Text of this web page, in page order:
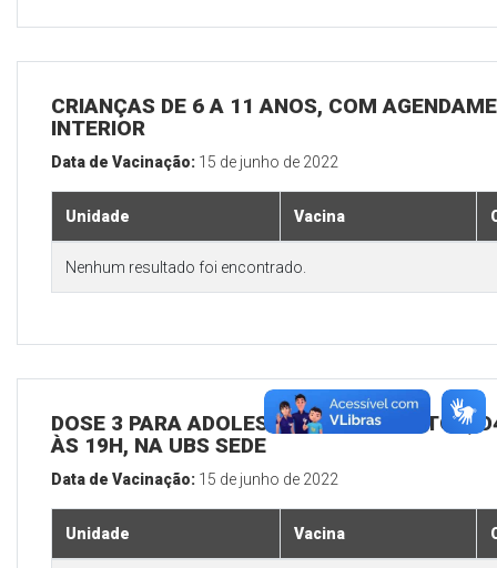
CRIANÇAS DE 6 A 11 ANOS, COM
INTERIOR
Data de Vacinação: 15 de junho de 2022
Unidade Vacina
Nenhum resultado foi encontrado.
DOSE 3 PARA ADOLESCENTES E ADULTOS,
ÀS 19H, NA UBS SEDE
Data de Vacinação: 15 de junho de 2022
Unidade Vacina